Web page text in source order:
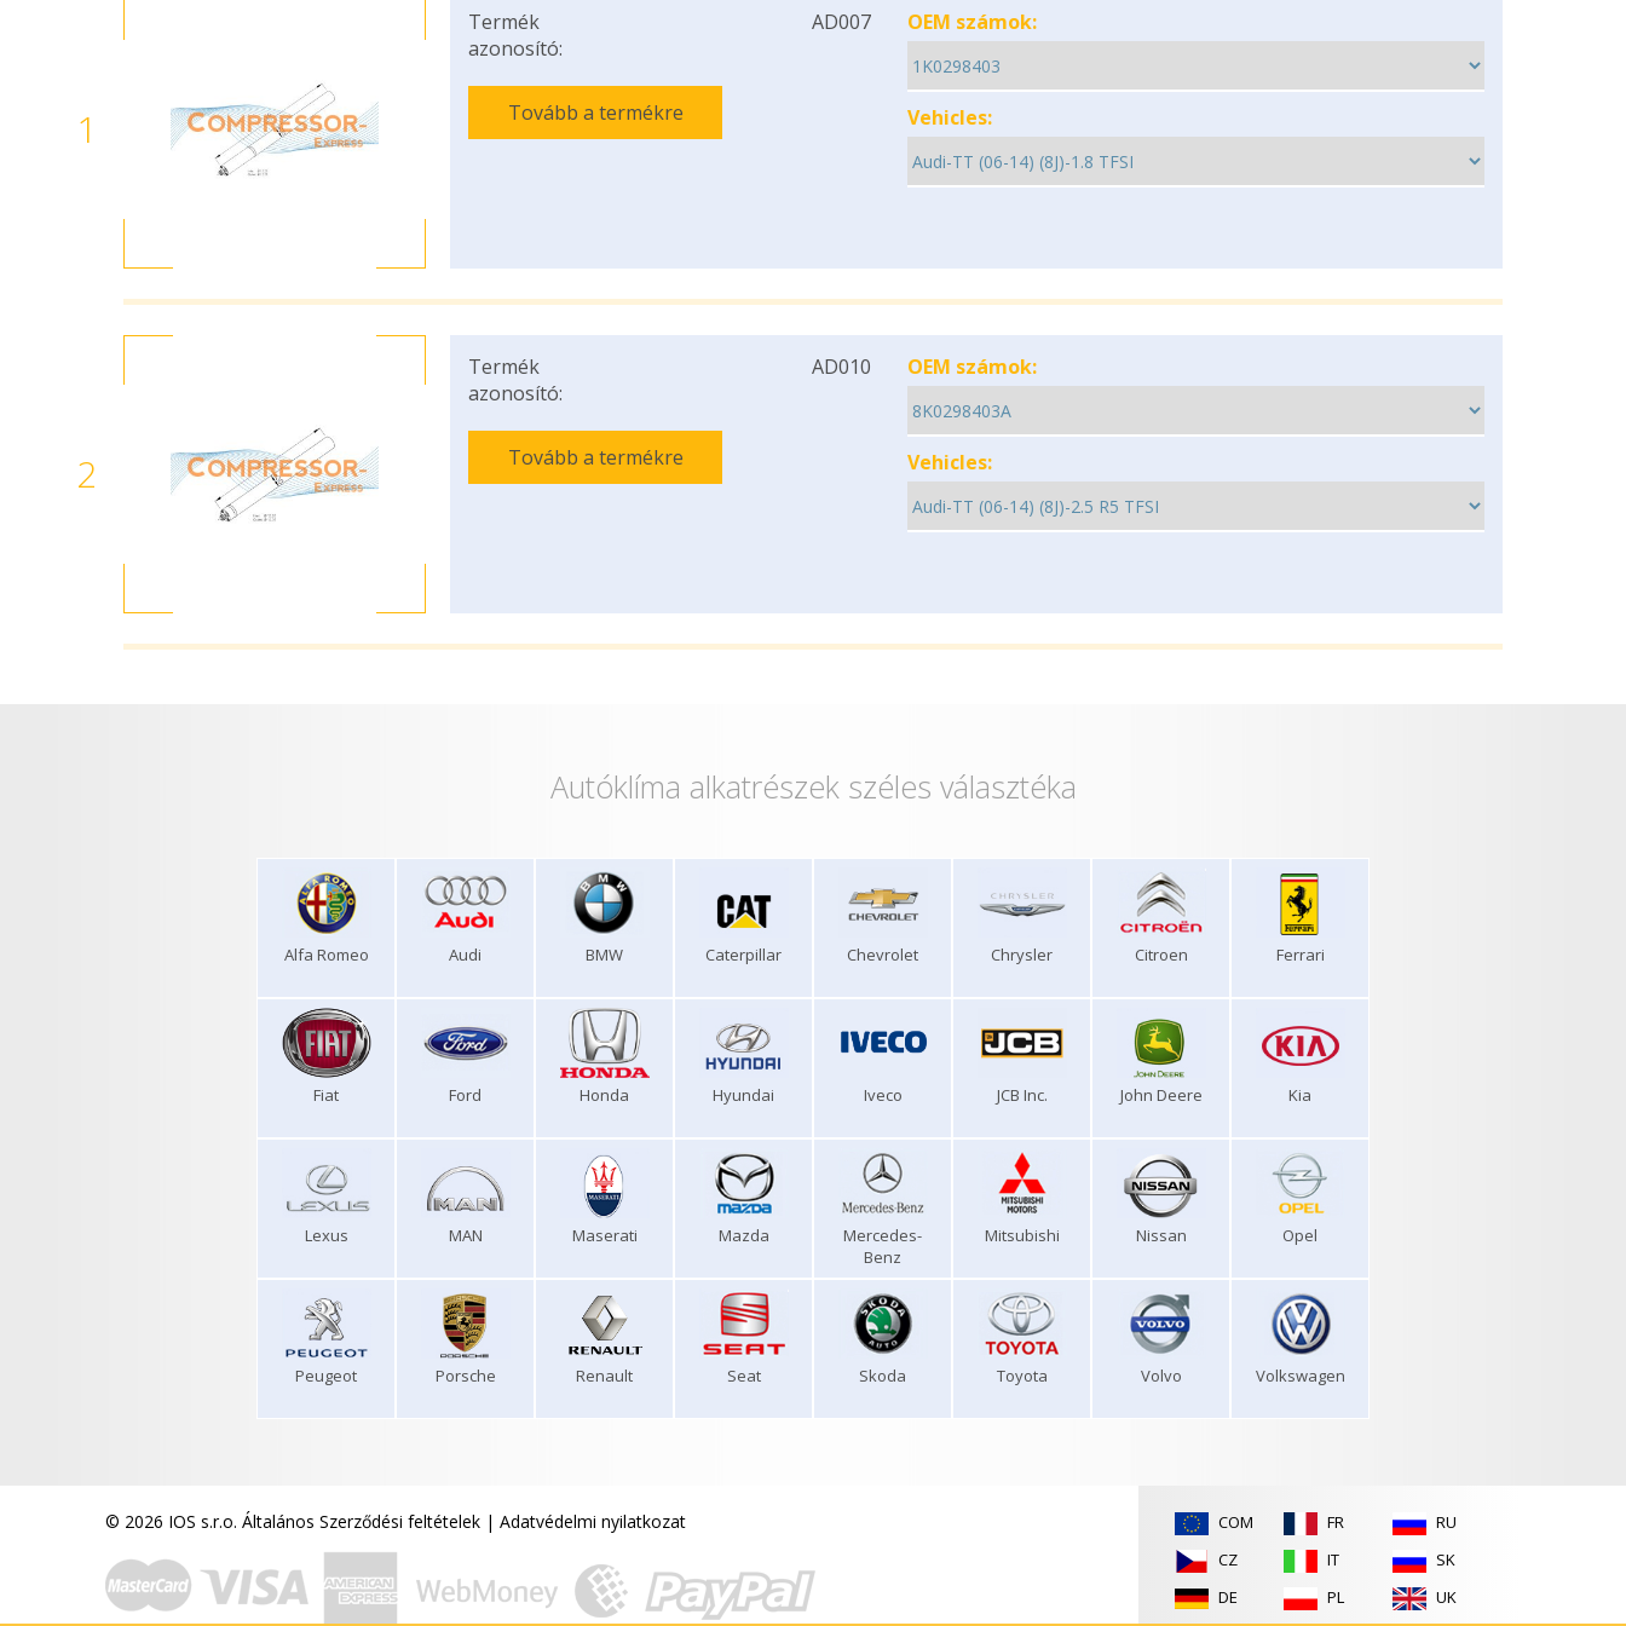
1
Termék
azonosító:
AD007
Tovább a termékre
OEM számok:
Vehicles:
2
Termék
azonosító:
AD010
Tovább a termékre
OEM számok:
Vehicles:
Autóklíma alkatrészek széles választéka
Alfa Romeo Audi BMW Caterpillar Chevrolet Chrysler Citroen Ferrari
Fiat Ford Honda Hyundai Iveco JCB Inc. John Deere Kia
Lexus MAN Maserati Mazda
Mercedes-
Benz
Mitsubishi Nissan Opel
Peugeot Porsche Renault Seat Skoda Toyota Volvo Volkswagen
© 2026 IOS s.r.o. Általános Szerződési feltételek | Adatvédelmi nyilatkozat
COM
CZ
DE
FR
IT
PL
RU
SK
UK